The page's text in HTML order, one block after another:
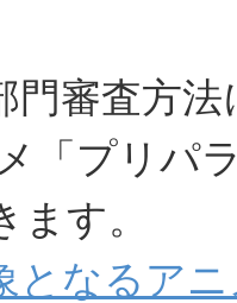
門審査方
「プリパ
ます。
となるア